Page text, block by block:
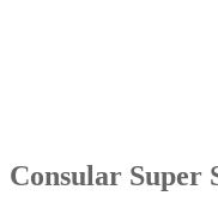
Consular Super